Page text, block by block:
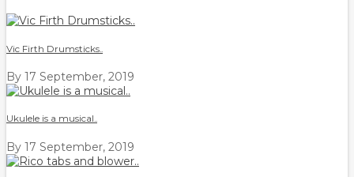
Vic Firth Drumsticks..
By 17 September, 2019
Ukulele is a musical..
By 17 September, 2019